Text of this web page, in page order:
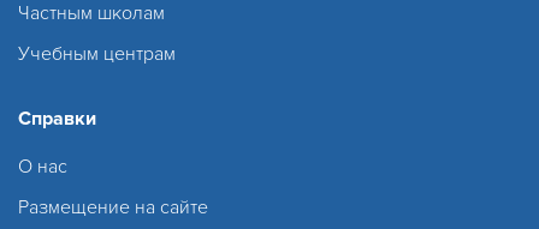
Частным школам
Учебным центрам
Справки
О нас
Размещение на сайте